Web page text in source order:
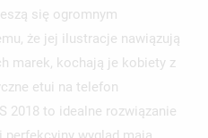
się ogromnym
że jej ilustracje nawiązują
marek, kochają je kobiety z
etui na telefon
2018 to idealne rozwiązanie
UTWÓRZ NOWĄ LISTĘ
ZAPISAĆ PRODUKTY NA